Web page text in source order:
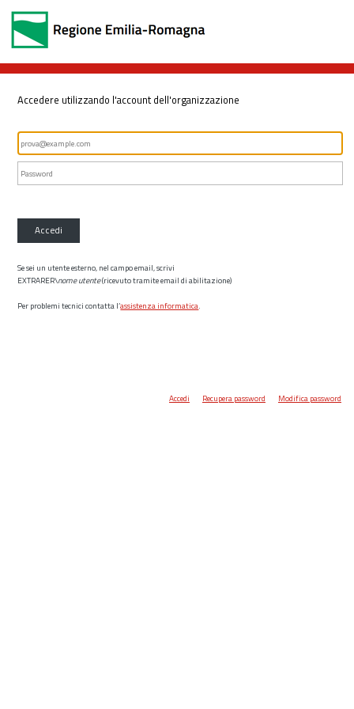
Accedere utilizzando l'account dell'organizzazione
Accedi
Se sei un utente esterno, nel campo email, scrivi
EXTRARER\nome utente(ricevuto tramite email di abilitazione)
Per problemi tecnici contatta l’assistenza informatica.
Accedi Recupera password Modifica password